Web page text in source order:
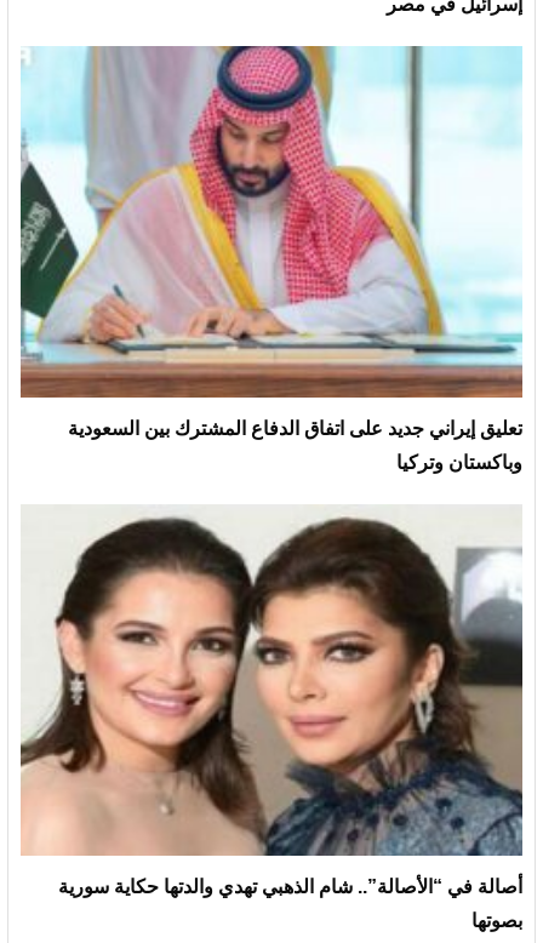
إسرائيل في مصر
تعليق إيراني جديد على اتفاق الدفاع المشترك بين السعودية
وباكستان وتركيا
أصالة في “الأصالة”.. شام الذهبي تهدي والدتها حكاية سورية
بصوتها